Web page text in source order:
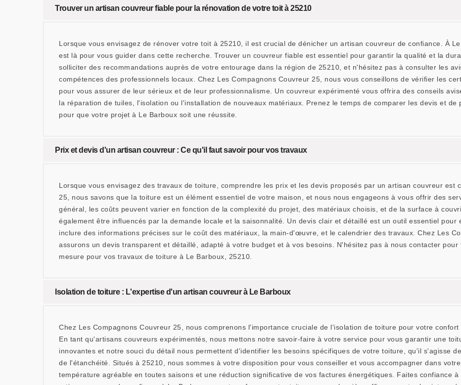
Trouver un artisan couvreur fiable pour la rénovation de votre toit à 25210
Lorsque vous envisagez de rénover votre toit à 25210, il est crucial de dénicher un artisan couvreur de confiance. À
est là pour vous guider dans cette recherche. Trouver un couvreur fiable est essentiel pour garantir la qualité et la
solliciter des recommandations auprès de votre entourage dans la région de 25210, et n'hésitez pas à consulter les
compétences des professionnels locaux. Chez Les Compagnons Couvreur 25, nous vous conseillons de vérifier les
pour vous assurer de leur sérieux et de leur professionnalisme. Un couvreur expérimenté vous offrira des conseils
la réparation de tuiles, l'isolation ou l'installation de nouveaux matériaux. Prenez le temps de comparer les devis et de
pour que votre projet à Le Barboux soit une réussite.
Prix et devis d'un artisan couvreur : Ce qu'il faut savoir pour vos travaux
Lorsque vous envisagez des travaux de toiture, comprendre les prix et les devis proposés par un artisan couvreur est
25, nous savons que la toiture est un élément essentiel de votre maison, et nous nous engageons à vous offrir des
général, les coûts peuvent varier en fonction de la complexité du projet, des matériaux choisis, et de la surface à
également être influencés par la demande locale et la saisonnalité. Un devis clair et détaillé est un outil essentiel pour
inclure des informations précises sur le coût des matériaux, la main-d'œuvre, et le calendrier des travaux. Chez Les
assurons un devis transparent et détaillé, adapté à votre budget et à vos besoins. N'hésitez pas à nous contacter
mesure pour vos travaux de toiture à Le Barboux, 25210.
Isolation de toiture : L'expertise d'un artisan couvreur à Le Barboux
Chez Les Compagnons Couvreur 25, nous comprenons l'importance cruciale de l'isolation de toiture pour votre
En tant qu'artisans couvreurs expérimentés, nous mettons notre savoir-faire à votre service pour vous garantir une
innovantes et notre souci du détail nous permettent d'identifier les besoins spécifiques de votre toiture, qu'il s'agisse
de l'étanchéité. Situés à 25210, nous sommes à votre disposition pour vous conseiller et vous accompagner dans
température agréable en toutes saisons et une réduction significative de vos factures énergétiques. Faites confiance